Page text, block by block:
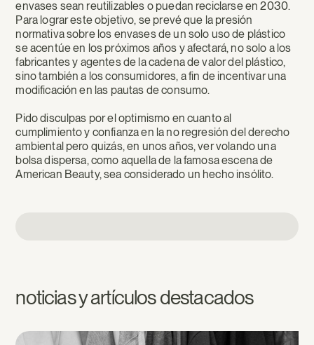
envases sean reutilizables o puedan reciclarse en 2030.
Para lograr este objetivo, se prevé que la presión
normativa sobre los envases de un solo uso de plástico
se acentúe en los próximos años y afectará, no solo a los
fabricantes y agentes de la cadena de valor del plástico,
sino también a los consumidores, a fin de incentivar una
modificación en las pautas de consumo.
Pido disculpas por el optimismo en cuanto al
cumplimiento y confianza en la no regresión del derecho
ambiental pero quizás, en unos años, ver volando una
bolsa dispersa, como aquella de la famosa escena de
American Beauty, sea considerado un hecho insólito.
noticias y artículos destacados